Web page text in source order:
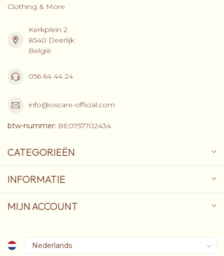
Clothing & More
Kerkplein 2
8540 Deerlijk
België
056 64 44 24
info@oscare-official.com
btw-nummer: BE0757702434
CATEGORIEËN
INFORMATIE
MIJN ACCOUNT